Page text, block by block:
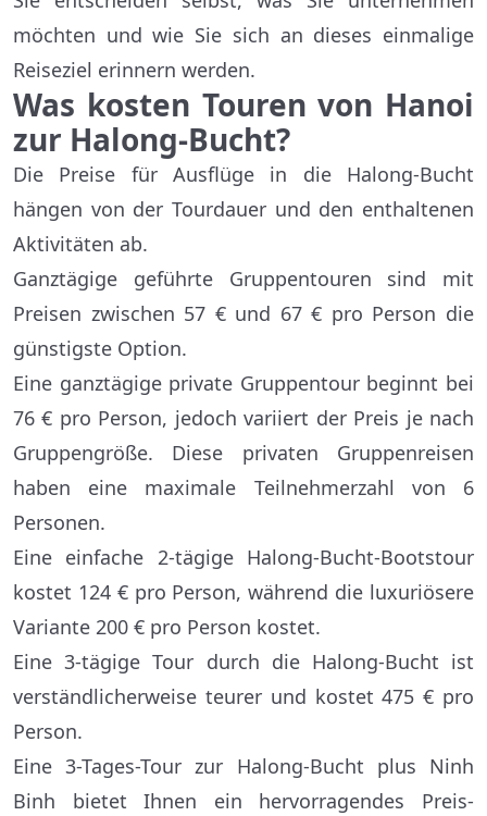
möchten und wie Sie sich an dieses einmalige
Reiseziel erinnern werden.
Was kosten Touren von Hanoi
zur Halong-Bucht?
Die Preise für Ausflüge in die Halong-Bucht
hängen von der Tourdauer und den enthaltenen
Aktivitäten ab.
Ganztägige geführte Gruppentouren sind mit
Preisen zwischen 57 € und 67 € pro Person die
günstigste Option.
Eine ganztägige private Gruppentour beginnt bei
76 € pro Person, jedoch variiert der Preis je nach
Gruppengröße. Diese privaten Gruppenreisen
haben eine maximale Teilnehmerzahl von 6
Personen.
Eine einfache 2-tägige Halong-Bucht-Bootstour
kostet 124 € pro Person, während die luxuriösere
Variante 200 € pro Person kostet.
Eine 3-tägige Tour durch die Halong-Bucht ist
verständlicherweise teurer und kostet 475 € pro
Person.
Eine 3-Tages-Tour zur Halong-Bucht plus Ninh
Binh bietet Ihnen ein hervorragendes Preis-